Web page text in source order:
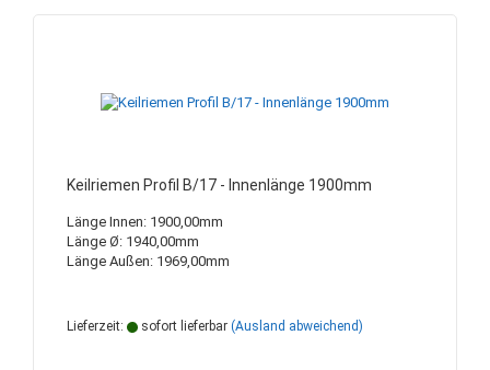
Keilriemen Profil B/17 - Innenlänge 1900mm
Länge Innen: 1900,00mm
Länge Ø: 1940,00mm
Länge Außen: 1969,00mm
Lieferzeit: sofort lieferbar (Ausland abweichend)